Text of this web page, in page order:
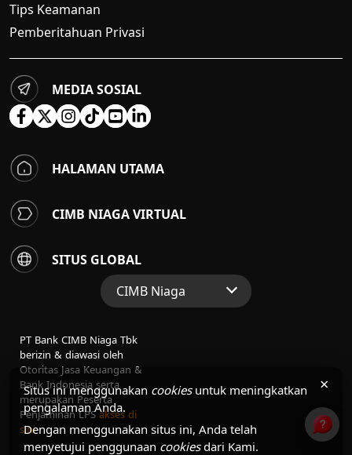
×
Situs ini menggunakan cookiesuntuk meningkatkan
pengalaman Anda.
Dengan menggunakan situs ini, Anda telah
menyetujui penggunaan cookiesdari Kami.
Tips Keamanan
Pemberitahuan Privasi
MEDIA SOSIAL
HALAMAN UTAMA
CIMB NIAGA VIRTUAL
SITUS GLOBAL
CIMB Niaga
Perbankan Konsumen
Perbankan Syariah
PT Bank CIMB Niaga Tbk
berizin & diawasi oleh
Otoritas Jasa Keuangan &
Bank Indonesia serta
merupakan Peserta
Penjaminan LPSakses di
sini